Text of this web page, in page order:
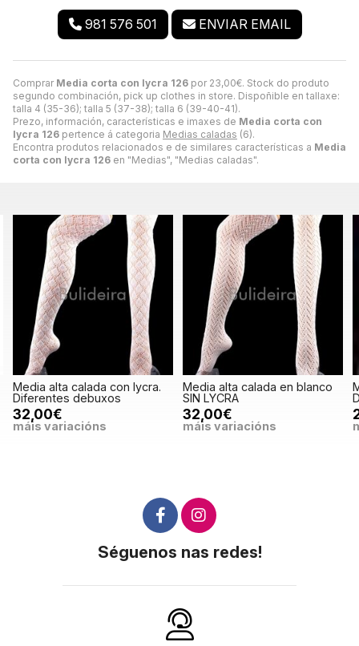
Comprar Media corta con lycra 126 por 23,00€. Stock do produto
segundo combinación, pick up clothes in store. Dispoñible en tallaxe:
talla 4 (35-36); talla 5 (37-38); talla 6 (39-40-41).
Prezo, información, características e imaxes de Media corta con
lycra 126 pertence á categoria Medias caladas (6).
Encontra produtos relacionados e de similares características a Media
corta con lycra 126 en "Medias", "Medias caladas".
981 576 501 ENVIAR EMAIL
con lycra.
Media alta calada en blanco
SIN LYCRA
máis variacións
Media corta
Diferentes
máis
Séguenos nas redes!